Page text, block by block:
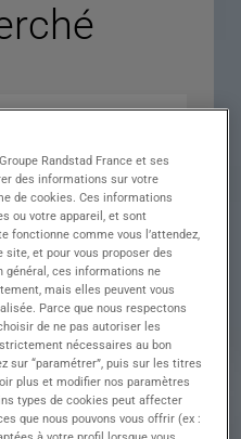
Contrat
()
Annonce n°
Randstad France et ses
des informations sur votre
de cookies. Ces informations
ou votre appareil, et sont
fonctionne comme vous l’attendez,
et pour vous proposer des
général, ces informations ne
mais elles peuvent vous
Parce que nous respectons
de ne pas autoriser les
nécessaires au bon
sur “paramétrer”, puis sur les titres
plus et modifier nos paramètres
types de cookies peut affecter
que nous pouvons vous offrir (ex :